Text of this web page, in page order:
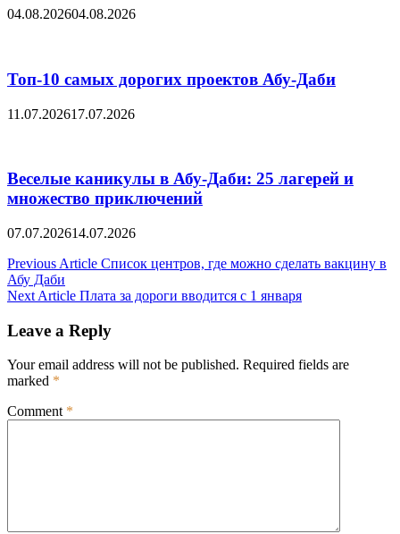
04.08.202604.08.2026
Топ-10 самых дорогих проектов Абу-Даби
11.07.202617.07.2026
Веселые каникулы в Абу-Даби: 25 лагерей и
множество приключений
07.07.202614.07.2026
Post
navigation
Previous Article Список центров, где можно сделать вакцину в
Абу Даби
Next Article Плата за дороги вводится с 1 января
Leave a Reply
Your email address will not be published. Required fields are
marked *
Comment *